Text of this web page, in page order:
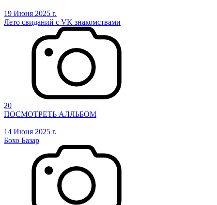
19 Июня 2025 г.
Лето свиданий с VK знакомствами
20
ПОСМОТРЕТЬ АЛЛЬБОМ
14 Июня 2025 г.
Бохо Базар